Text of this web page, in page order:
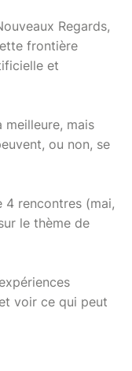
Regards,
frontière
et
meilleure, mais
ou non, se
4 rencontres (mai,
le thème de
voir ce qui peut